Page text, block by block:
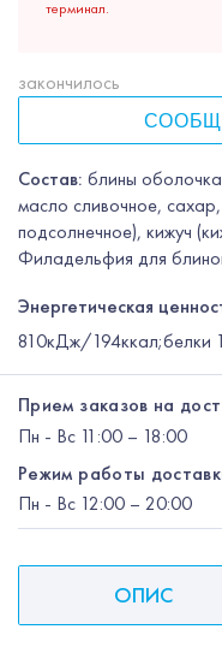
терминал.
Состав: блины
масло сливочное,
подсолнечное), кижуч
Филадельфия для
Энергетическая
810кДж/194ккал;белки
закончилось
Прием заказов на
Пн - Вс 11:00 – 18:00
Режим работы
Пн - Вс 12:00 – 20:00
ОПИС